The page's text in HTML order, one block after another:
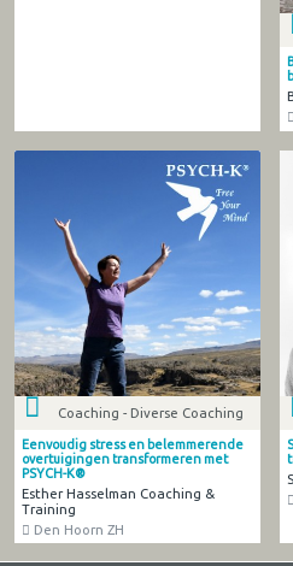
Coaching - Diverse Coaching
Eenvoudig stress en belemmerende
overtuigingen transformeren met
PSYCH-K®
Esther Hasselman Coaching &
Training
Den Hoorn ZH